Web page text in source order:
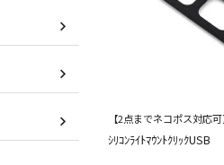
【2点までネコポス対応可
ｼﾘｺﾝﾗｲﾄﾏｳﾝﾄｸﾘｯｸUSB